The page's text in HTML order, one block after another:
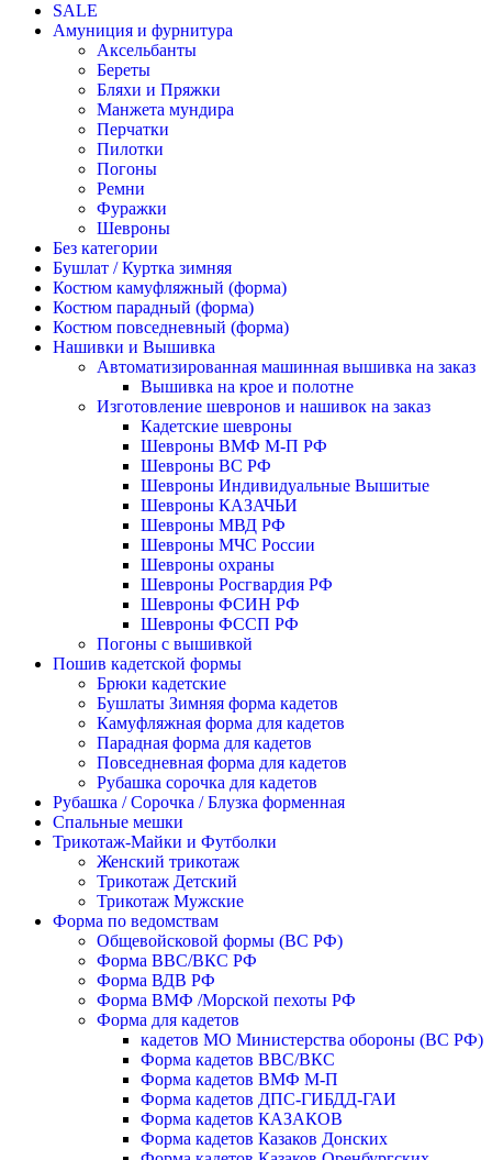
SALE
Амуниция и фурнитура
Аксельбанты
Береты
Бляхи и Пряжки
Манжета мундира
Перчатки
Пилотки
Погоны
Ремни
Фуражки
Шевроны
Без категории
Бушлат / Куртка зимняя
Костюм камуфляжный (форма)
Костюм парадный (форма)
Костюм повседневный (форма)
Нашивки и Вышивка
Автоматизированная машинная вышивка на заказ
Вышивка на крое и полотне
Изготовление шевронов и нашивок на заказ
Кадетские шевроны
Шевроны ВМФ М-П РФ
Шевроны ВС РФ
Шевроны Индивидуальные Вышитые
Шевроны КАЗАЧЬИ
Шевроны МВД РФ
Шевроны МЧС России
Шевроны охраны
Шевроны Росгвардия РФ
Шевроны ФСИН РФ
Шевроны ФССП РФ
Погоны с вышивкой
Пошив кадетской формы
Брюки кадетские
Бушлаты Зимняя форма кадетов
Камуфляжная форма для кадетов
Парадная форма для кадетов
Повседневная форма для кадетов
Рубашка сорочка для кадетов
Рубашка / Сорочка / Блузка форменная
Спальные мешки
Трикотаж-Майки и Футболки
Женский трикотаж
Трикотаж Детский
Трикотаж Мужские
Форма по ведомствам
Общевойсковой формы (ВС РФ)
Форма ВВС/ВКС РФ
Форма ВДВ РФ
Форма ВМФ /Морской пехоты РФ
Форма для кадетов
кадетов МО Министерства обороны (ВС РФ)
Форма кадетов ВВС/ВКС
Форма кадетов ВМФ М-П
Форма кадетов ДПС-ГИБДД-ГАИ
Форма кадетов КАЗАКОВ
Форма кадетов Казаков Донских